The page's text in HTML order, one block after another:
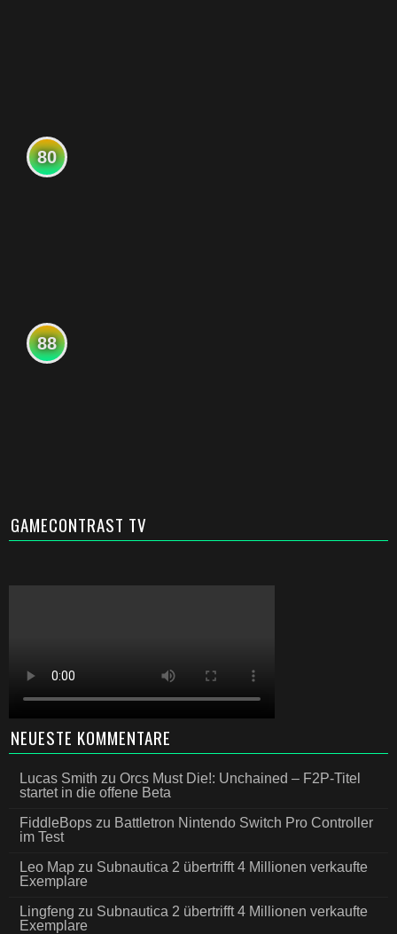
80
88
GAMECONTRAST TV
NEUESTE KOMMENTARE
Lucas Smith zu Orcs Must Die!: Unchained – F2P-Titel
startet in die offene Beta
FiddleBops zu Battletron Nintendo Switch Pro Controller
im Test
Leo Map zu Subnautica 2 übertrifft 4 Millionen verkaufte
Exemplare
Lingfeng zu Subnautica 2 übertrifft 4 Millionen verkaufte
Exemplare